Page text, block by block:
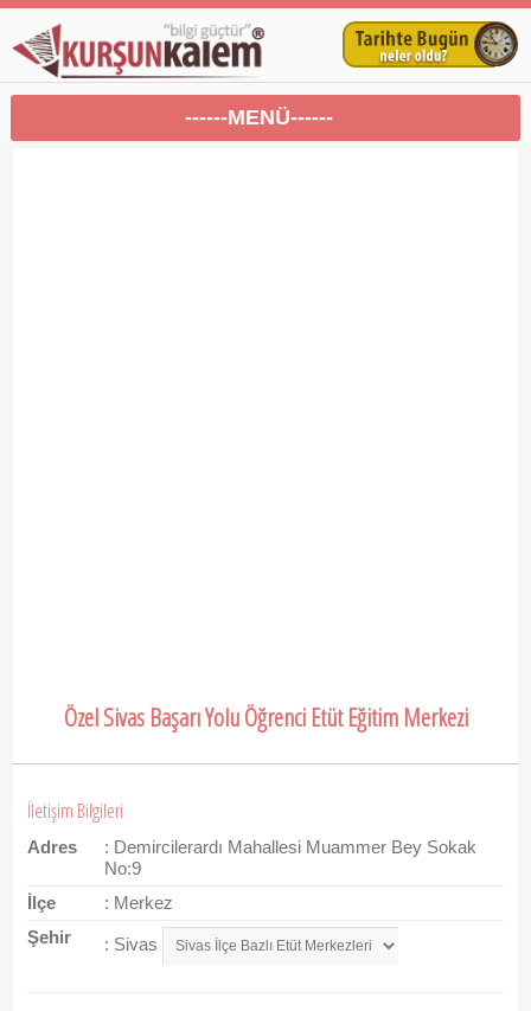
------MENÜ------
Özel Sivas Başarı Yolu Öğrenci Etüt Eğitim Merkezi
İletişim Bilgileri
Adres
: Demircilerardı Mahallesi Muammer Bey Sokak
No:9
İlçe
: Merkez
Şehir
: Sivas